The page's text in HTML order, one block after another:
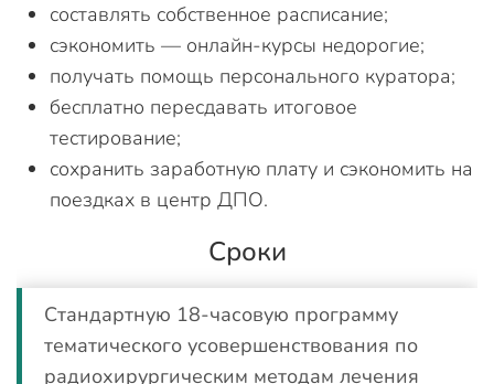
составлять собственное расписание;
сэкономить — онлайн-курсы недорогие;
получать помощь персонального куратора;
бесплатно пересдавать итоговое
тестирование;
сохранить заработную плату и сэкономить на
поездках в центр ДПО.
Сроки
Стандартную 18-часовую программу
тематического усовершенствования по
радиохирургическим методам лечения